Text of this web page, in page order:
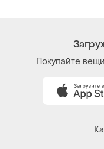
Покупайте